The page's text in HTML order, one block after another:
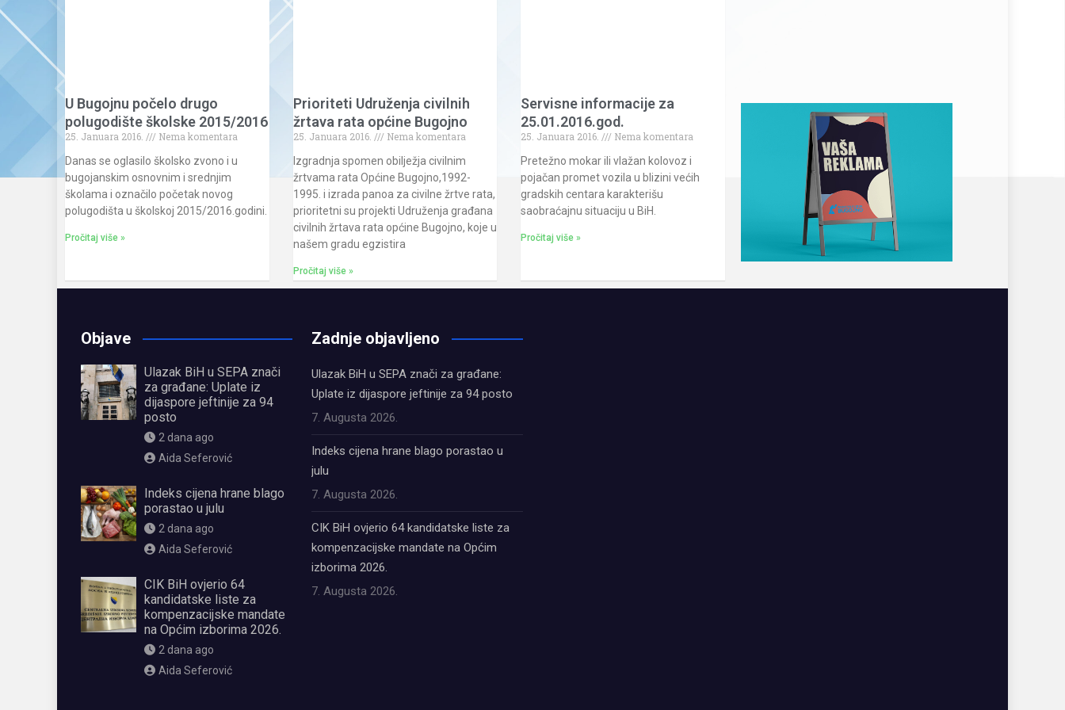
U Bugojnu počelo drugo
polugodište školske 2015/2016
25. Januara 2016.
Nema komentara
Danas se oglasilo školsko zvono i u
bugojanskim osnovnim i srednjim
školama i označilo početak novog
polugodišta u školskoj 2015/2016.godini.
Pročitaj više »
Prioriteti Udruženja civilnih
žrtava rata općine Bugojno
25. Januara 2016.
Nema komentara
Izgradnja spomen obilježja civilnim
žrtvama rata Općine Bugojno,1992-
1995. i izrada panoa za civilne žrtve rata,
prioritetni su projekti Udruženja građana
civilnih žrtava rata općine Bugojno, koje u
našem gradu egzistira
Pročitaj više »
Servisne informacije za
25.01.2016.god.
25. Januara 2016.
Nema komentara
Pretežno mokar ili vlažan kolovoz i
pojačan promet vozila u blizini većih
gradskih centara karakterišu
saobraćajnu situaciju u BiH.
Pročitaj više »
Objave
Ulazak BiH u SEPA znači
za građane: Uplate iz
dijaspore jeftinije za 94
posto
2 dana ago
Aida Seferović
Indeks cijena hrane blago
porastao u julu
2 dana ago
Aida Seferović
CIK BiH ovjerio 64
kandidatske liste za
kompenzacijske mandate
na Općim izborima 2026.
2 dana ago
Aida Seferović
Zadnje objavljeno
Ulazak BiH u SEPA znači za građane:
Uplate iz dijaspore jeftinije za 94 posto
7. Augusta 2026.
Indeks cijena hrane blago porastao u
julu
7. Augusta 2026.
CIK BiH ovjerio 64 kandidatske liste za
kompenzacijske mandate na Općim
izborima 2026.
7. Augusta 2026.